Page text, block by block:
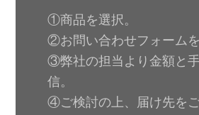
①商品を選択。
②お問い合わせフォームを
③弊社の担当より金額と
信。
④ご検討の上、届け先をご